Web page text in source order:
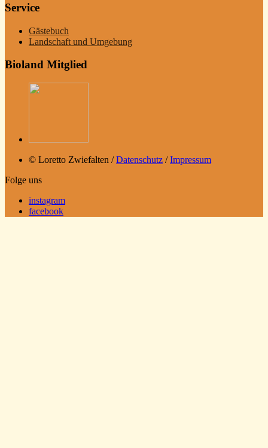
Service
Gästebuch
Landschaft und Umgebung
Bioland Mitglied
© Loretto Zwiefalten /Datenschutz /Impressum
Folge uns
instagram
facebook